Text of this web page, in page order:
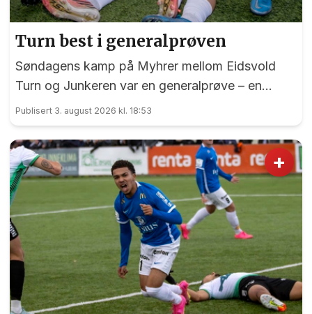
Turn best i generalprøven
Søndagens kamp på Myhrer mellom Eidsvold
Turn og Junkeren var en generalprøve – en
generalprøve før kommende helgs toppkamp på
Myhrer mellom Turn og Levanger.
Publisert 3. august 2026 kl. 18:53
+